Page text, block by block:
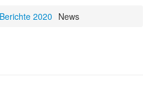
Berichte 2020 News